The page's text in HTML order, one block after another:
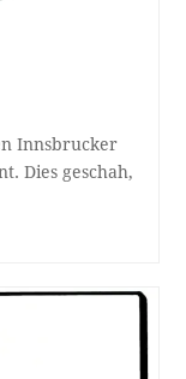
Innsbrucker
Dies geschah,